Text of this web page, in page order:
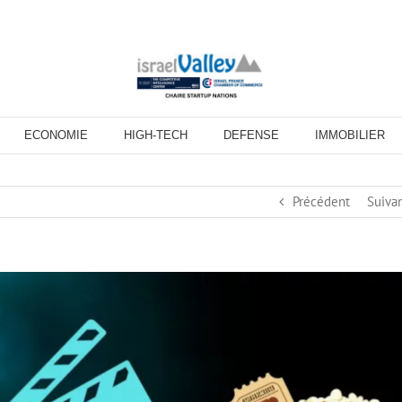
ECONOMIE HIGH-TECH DEFENSE IMMOBILIER
Précédent